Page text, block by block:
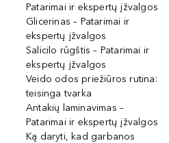
Patarimai ir ekspertų įžvalgos
Glicerinas – Patarimai ir
ekspertų įžvalgos
Salicilo rūgštis – Patarimai ir
ekspertų įžvalgos
Veido odos priežiūros rutina:
teisinga tvarka
Antakių laminavimas –
Patarimai ir ekspertų įžvalgos
Ką daryti, kad garbanos